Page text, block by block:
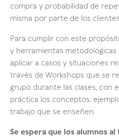
compra y probabilidad de
misma por parte de los
Para cumplir con este
y herramientas
aplicar a casos y situaciones
través de Workshops que se
grupo durante las clases, con
práctica los conceptos,
trabajo que se enseñen.
Se espera que los alumnos